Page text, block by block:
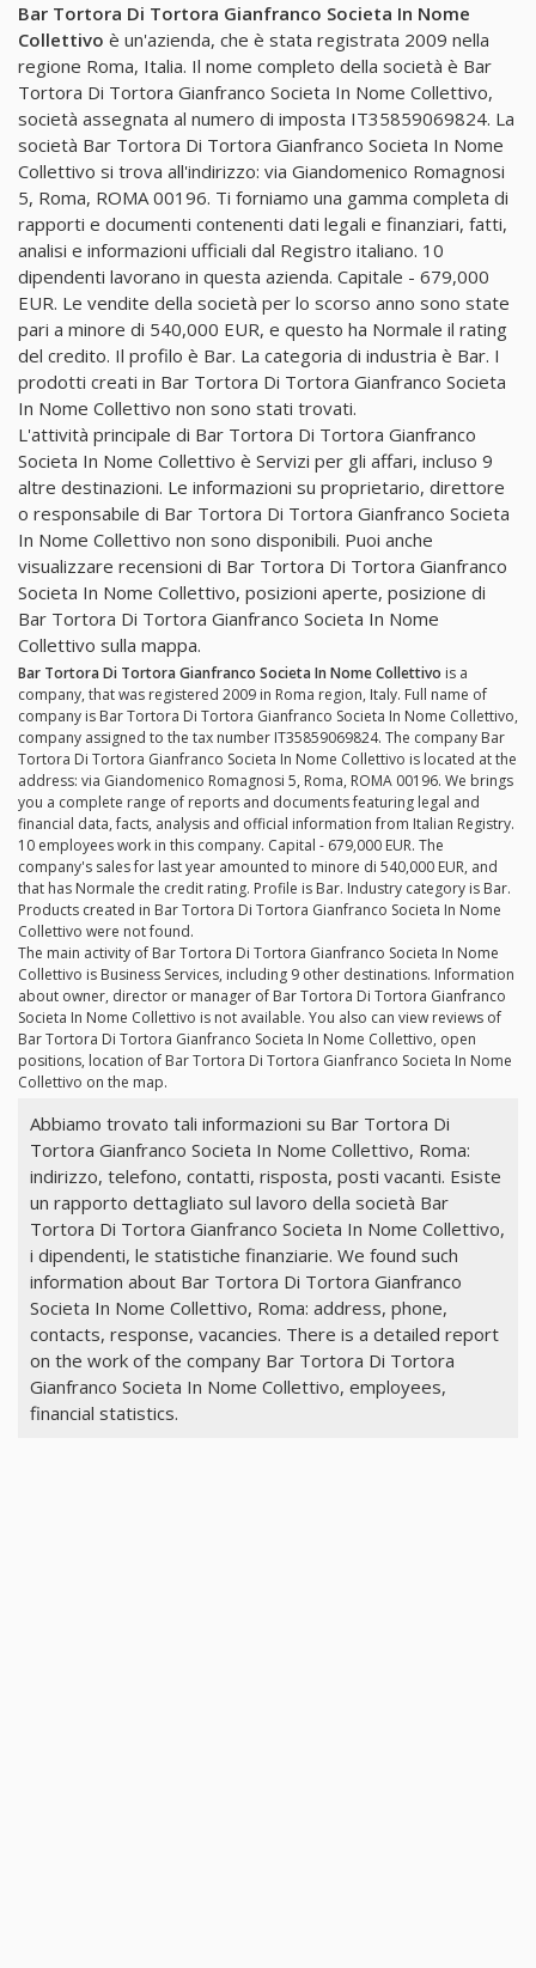
Bar Tortora Di Tortora Gianfranco Societa In Nome
Collettivo è un'azienda, che è stata registrata 2009 nella
regione Roma, Italia. Il nome completo della società è Bar
Tortora Di Tortora Gianfranco Societa In Nome Collettivo,
società assegnata al numero di imposta IT35859069824. La
società Bar Tortora Di Tortora Gianfranco Societa In Nome
Collettivo si trova all'indirizzo: via Giandomenico Romagnosi
5, Roma, ROMA 00196. Ti forniamo una gamma completa di
rapporti e documenti contenenti dati legali e finanziari, fatti,
analisi e informazioni ufficiali dal Registro italiano. 10
dipendenti lavorano in questa azienda. Capitale - 679,000
EUR. Le vendite della società per lo scorso anno sono state
pari a minore di 540,000 EUR, e questo ha Normale il rating
del credito. Il profilo è Bar. La categoria di industria è Bar. I
prodotti creati in Bar Tortora Di Tortora Gianfranco Societa
In Nome Collettivo non sono stati trovati.
L'attività principale di Bar Tortora Di Tortora Gianfranco
Societa In Nome Collettivo è Servizi per gli affari, incluso 9
altre destinazioni. Le informazioni su proprietario, direttore
o responsabile di Bar Tortora Di Tortora Gianfranco Societa
In Nome Collettivo non sono disponibili. Puoi anche
visualizzare recensioni di Bar Tortora Di Tortora Gianfranco
Societa In Nome Collettivo, posizioni aperte, posizione di
Bar Tortora Di Tortora Gianfranco Societa In Nome
Collettivo sulla mappa.
Bar Tortora Di Tortora Gianfranco Societa In Nome Collettivo is a
company, that was registered 2009 in Roma region, Italy. Full name of
company is Bar Tortora Di Tortora Gianfranco Societa In Nome Collettivo,
company assigned to the tax number IT35859069824. The company Bar
Tortora Di Tortora Gianfranco Societa In Nome Collettivo is located at the
address: via Giandomenico Romagnosi 5, Roma, ROMA 00196. We brings
you a complete range of reports and documents featuring legal and
financial data, facts, analysis and official information from Italian Registry.
10 employees work in this company. Capital - 679,000 EUR. The
company's sales for last year amounted to minore di 540,000 EUR, and
that has Normale the credit rating. Profile is Bar. Industry category is Bar.
Products created in Bar Tortora Di Tortora Gianfranco Societa In Nome
Collettivo were not found.
The main activity of Bar Tortora Di Tortora Gianfranco Societa In Nome
Collettivo is Business Services, including 9 other destinations. Information
about owner, director or manager of Bar Tortora Di Tortora Gianfranco
Societa In Nome Collettivo is not available. You also can view reviews of
Bar Tortora Di Tortora Gianfranco Societa In Nome Collettivo, open
positions, location of Bar Tortora Di Tortora Gianfranco Societa In Nome
Collettivo on the map.
Abbiamo trovato tali informazioni su Bar Tortora Di
Tortora Gianfranco Societa In Nome Collettivo, Roma:
indirizzo, telefono, contatti, risposta, posti vacanti. Esiste
un rapporto dettagliato sul lavoro della società Bar
Tortora Di Tortora Gianfranco Societa In Nome Collettivo,
i dipendenti, le statistiche finanziarie. We found such
information about Bar Tortora Di Tortora Gianfranco
Societa In Nome Collettivo, Roma: address, phone,
contacts, response, vacancies. There is a detailed report
on the work of the company Bar Tortora Di Tortora
Gianfranco Societa In Nome Collettivo, employees,
financial statistics.